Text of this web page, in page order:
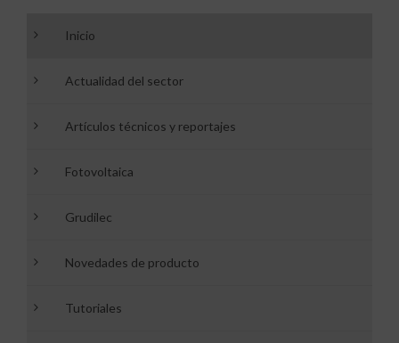
Inicio
Actualidad del sector
Artículos técnicos y reportajes
Fotovoltaica
Grudilec
Novedades de producto
Tutoriales